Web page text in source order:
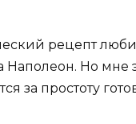
рецепт
Наполеон. Но мне
за простоту